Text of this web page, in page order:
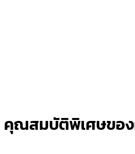
คุณสมบัติพิเศษของ